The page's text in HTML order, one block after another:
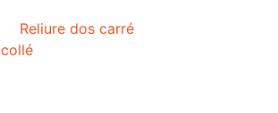
Reliure dos carré
collé